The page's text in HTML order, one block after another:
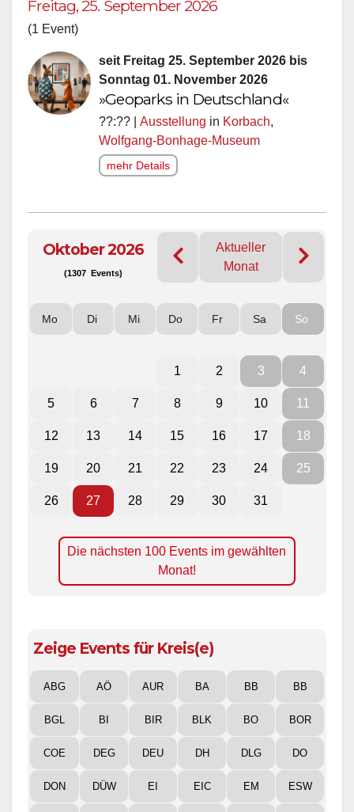
Freitag, 25. September 2026
(1 Event)
seit Freitag 25. September 2026 bis
Sonntag 01. November 2026
»Geoparks in Deutschland«
??:?? | Ausstellung in Korbach,
Wolfgang-Bonhage-Museum
mehr Details
Oktober 2026
(1307 Events)
Aktueller
Monat
Mo Di Mi Do Fr Sa So
1 2 3 4
5 6 7 8 9 10 11
12 13 14 15 16 17 18
19 20 21 22 23 24 25
26 27 28 29 30 31
Die nächsten 100 Events im gewählten
Monat!
Zeige Events für Kreis(e)
ABG AÖ AUR BA BB BB
BGL BI BIR BLK BO BOR
COE DEG DEU DH DLG DO
DON DÜW EI EIC EM ESW